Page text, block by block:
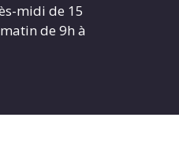
midi de 15
de 9h à